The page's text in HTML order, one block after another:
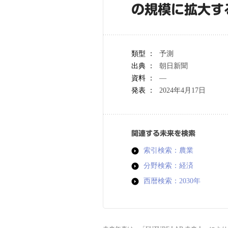
の規模に拡大す
類型 ：
予測
出典 ：
朝日新聞
資料 ：
―
発表 ：
2024年4月17日
関連する未来を検索
索引検索：農業
分野検索：経済
西暦検索：2030年